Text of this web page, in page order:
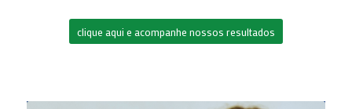
clique aqui e acompanhe nossos resultados